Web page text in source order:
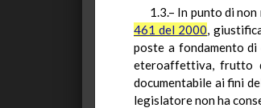
1.3.– In punto di
461 del 2000,
poste a fondamento
eteroaffettiva, frutto
documentabile ai fini
legislatore non ha